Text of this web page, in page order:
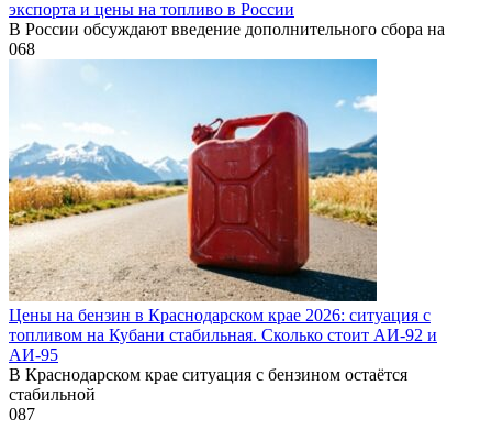
экспорта и цены на топливо в России
В России обсуждают введение дополнительного сбора на
068
Цены на бензин в Краснодарском крае 2026: ситуация с
топливом на Кубани стабильная. Сколько стоит АИ-92 и
АИ-95
В Краснодарском крае ситуация с бензином остаётся
стабильной
087